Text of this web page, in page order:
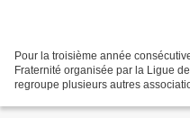
Pour la troisième année
Fraternité organisée par la Ligue
regroupe plusieurs autres